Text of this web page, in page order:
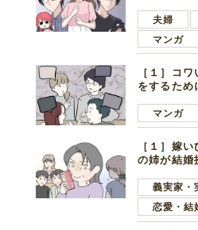
子学生
夫婦
マンガ
［１］コ
をするため
好きの男の
マンガ
［１］嫁
の姉が結婚
義実家・
恋愛・結